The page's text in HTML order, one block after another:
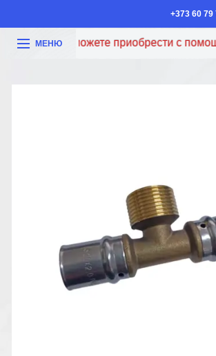
+373 60 79
МЕНЮ
Теперь вы можете приобрести с